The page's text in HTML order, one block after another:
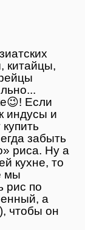
китайцы,
Если
индусы и
забыть
риса. Ну а
кухне, то
мы
рис по
а
чтобы он